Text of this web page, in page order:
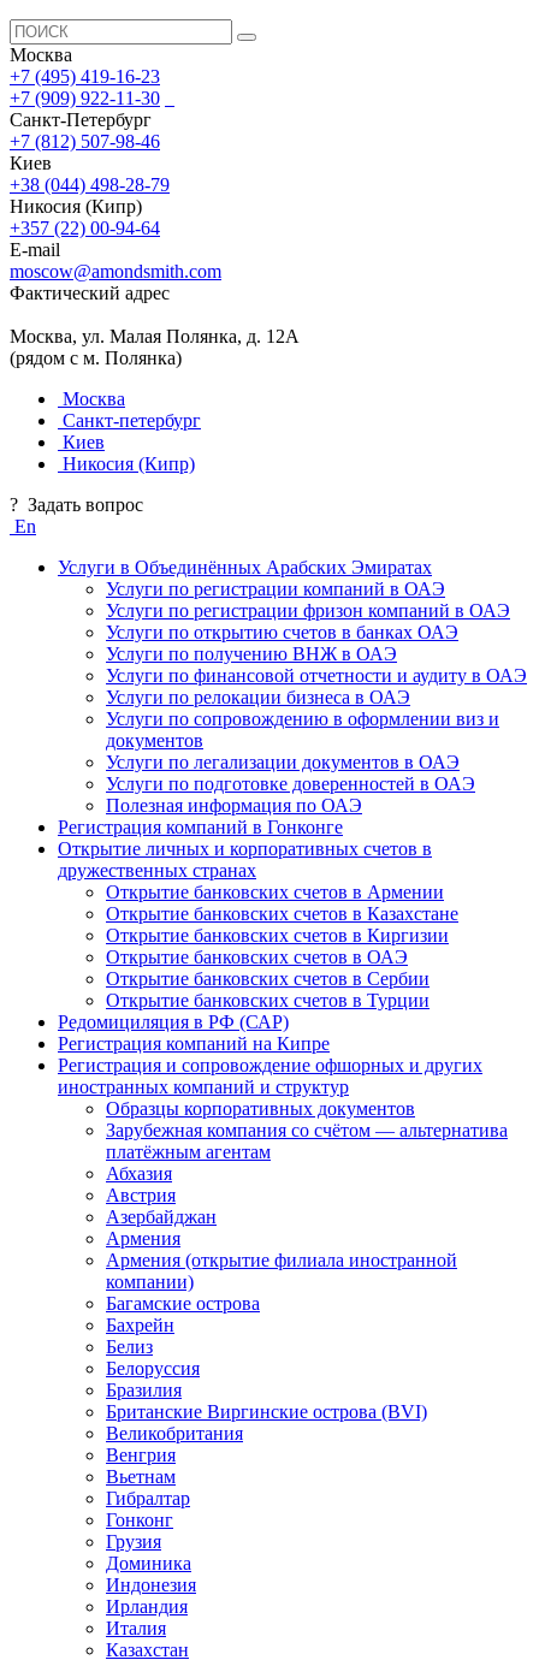
Москва
+7 (495) 419-16-23
+7 (909) 922-11-30
Санкт-Петербург
+7 (812) 507-98-46
Киев
+38 (044) 498-28-79
Никосия (Кипр)
+357 (22) 00-94-64
E-mail
moscow@amondsmith.com
Фактический адрес
Москва, ул. Малая Полянка, д. 12А
(рядом с м. Полянка)
Москва
Санкт-петербург
Киев
Никосия (Кипр)
? Задать вопрос
En
Услуги в Объединённых Арабских Эмиратах
Услуги по регистрации компаний в ОАЭ
Услуги по регистрации фризон компаний в ОАЭ
Услуги по открытию счетов в банках ОАЭ
Услуги по получению ВНЖ в ОАЭ
Услуги по финансовой отчетности и аудиту в ОАЭ
Услуги по релокации бизнеса в ОАЭ
Услуги по сопровождению в оформлении виз и
документов
Услуги по легализации документов в ОАЭ
Услуги по подготовке доверенностей в ОАЭ
Полезная информация по ОАЭ
Регистрация компаний в Гонконге
Открытие личных и корпоративных счетов в
дружественных странах
Открытие банковских счетов в Армении
Открытие банковских счетов в Казахстане
Открытие банковских счетов в Киргизии
Открытие банковских счетов в ОАЭ
Открытие банковских счетов в Сербии
Открытие банковских счетов в Турции
Редомициляция в РФ (САР)
Регистрация компаний на Кипре
Регистрация и сопровождение офшорных и других
иностранных компаний и структур
Образцы корпоративных документов
Зарубежная компания со счётом — альтернатива
платёжным агентам
Абхазия
Австрия
Азербайджан
Армения
Армения (открытие филиала иностранной
компании)
Багамские острова
Бахрейн
Белиз
Белоруссия
Бразилия
Британские Виргинские острова (BVI)
Великобритания
Венгрия
Вьетнам
Гибралтар
Гонконг
Грузия
Доминика
Индонезия
Ирландия
Италия
Казахстан